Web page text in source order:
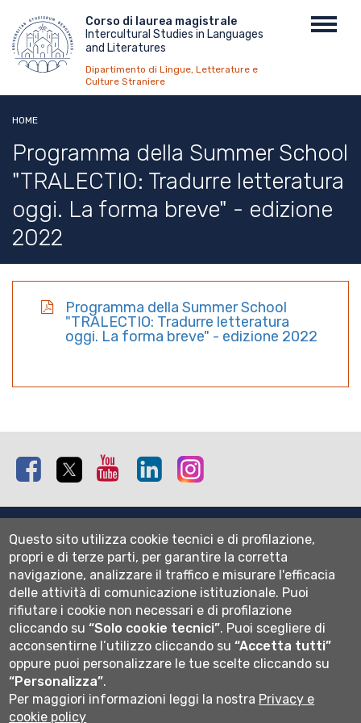
contenuto
principale
Menu
top
Corso di laurea magistrale
Intercultural Studies in Languages
and Literatures
Dipartimento di Lingue, Letterature e
Culture Straniere
HOME
Programma della Summer School
"TRALECTIO: Tradurre letteratura
oggi. La forma breve" - edizione
2022
Programma della Summer School
"TRALECTIO: Tradurre letteratura
oggi. La forma breve" - edizione 2022
Facebook Twitter Youtube Linkedin
Mappa del sito
Normativa cookie
Informativa privacy
Cookie settings
Wi-fi
Webmail
Università degli studi di Bergamo
Questo sito utilizza cookie tecnici e di profilazione,
propri e di terze parti, per garantire la corretta
navigazione, analizzare il traffico e misurare l'efficacia
delle attività di comunicazione istituzionale. Puoi
rifiutare i cookie non necessari e di profilazione
cliccando su“Solo cookie tecnici”. Puoi scegliere di
acconsentirne l’utilizzo cliccando su“Accetta tutti”
oppure puoi personalizzare le tue scelte cliccando su
“Personalizza”.
Per maggiori informazioni leggi la nostra Privacy e
cookie policy